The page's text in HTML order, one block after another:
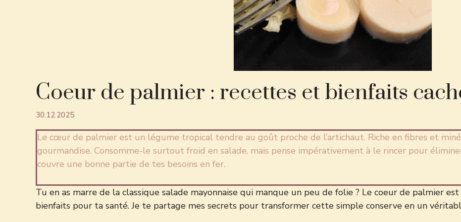
Coeur de palmier : recettes et bienfaits
30.12.2025
Le cœur de palmier est un légume tropical tendre au goût proche de l’artichaut. Riche en fibres et
gourmandise. Consomme-le surtout froid en salade, mais pense impérativement à le rincer pour
couvre une bonne partie de tes besoins en fer.
Tu en as marre de la classique salade mayonnaise qui manque un peu de folie ? Le coeur de palmier
bienfaits pour ta santé. Je te partage mes secrets pour transformer cette simple conserve en un